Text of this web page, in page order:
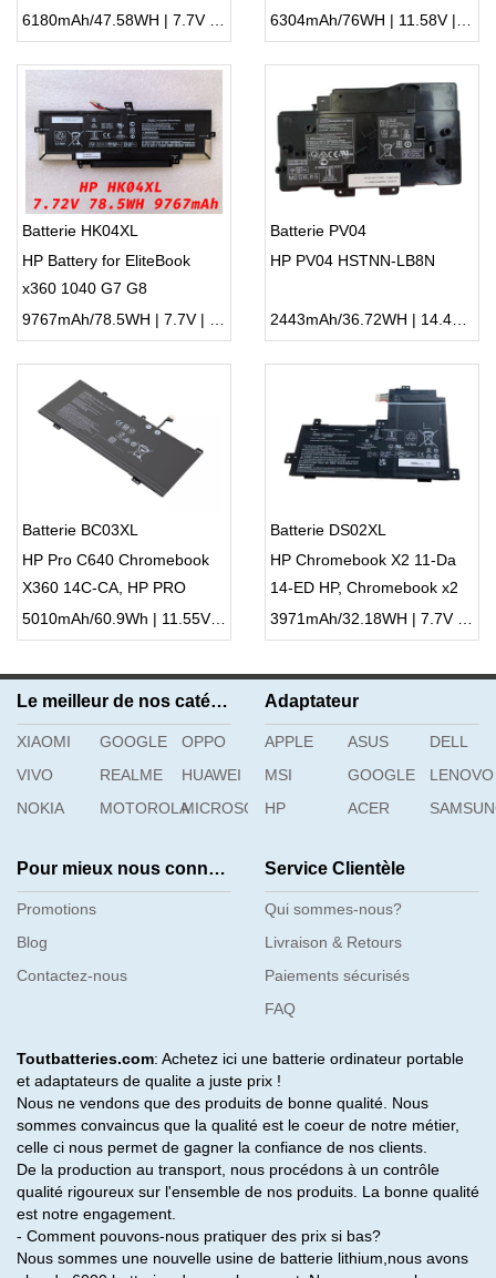
6180mAh/47.58WH | 7.7V | Li-ion ...
6304mAh/76WH | 11.58V | Li-ion ...
Batterie HK04XL
HP Battery for EliteBook
x360 1040 G7 G8
9767mAh/78.5WH | 7.7V | Li-ion ...
Batterie PV04
HP PV04 HSTNN-LB8N
2443mAh/36.72WH | 14.4V | Li-ion ...
Batterie BC03XL
HP Pro C640 Chromebook
X360 14C-CA, HP PRO
C640 Chromebook 640E G15010mAh/60.9Wh | 11.55V | Li-ion ...
Batterie DS02XL
HP Chromebook X2 11-Da
14-ED HP, Chromebook x2
11-da Series
3971mAh/32.18WH | 7.7V | Li-ion ...
Le meilleur de nos catégories
XIAOMI GOOGLE
OPPO
VIVO
REALME
HUAWEI
NOKIA
MOTOROLAMICROSOFT
Adaptateur
APPLE ASUS
DELL
MSI
GOOGLE
LENOVO
HP
ACER
Pour mieux nous connaître
Promotions
Blog
Contactez-nous
Service Clientèle
Qui sommes-nous?
Livraison & Retours
Paiements sécurisés
FAQ
Toutbatteries.com: Achetez ici une batterie ordinateur portable
et adaptateurs de qualite a juste prix !
Nous ne vendons que des produits de bonne qualité. Nous
sommes convaincus que la qualité est le coeur de notre métier,
celle ci nous permet de gagner la confiance de nos clients.
De la production au transport, nous procédons à un contrôle
qualité rigoureux sur l'ensemble de nos produits. La bonne qualité
est notre engagement.
- Comment pouvons-nous pratiquer des prix si bas?
Nous sommes une nouvelle usine de batterie lithium,nous avons